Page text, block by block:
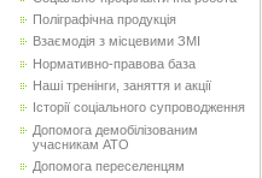
Поліграфічна продукція
Взаємодія з місцевими ЗМІ
Нормативно-правова база
Наші тренінги, заняття и акції
Історії соціального супроводження
Допомога демобілізованим
учасникам АТО
Допомога переселенцям